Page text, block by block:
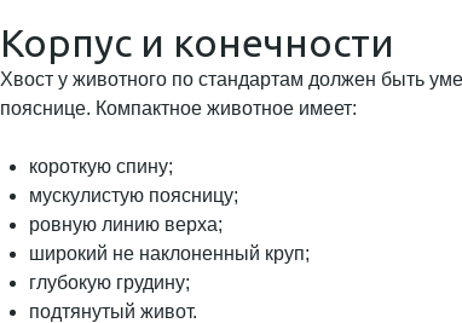
Корпус и конечности
Хвост у животного по стандартам должен быть
пояснице. Компактное животное имеет:
короткую спину;
мускулистую поясницу;
ровную линию верха;
широкий не наклоненный круп;
глубокую грудину;
подтянутый живот.